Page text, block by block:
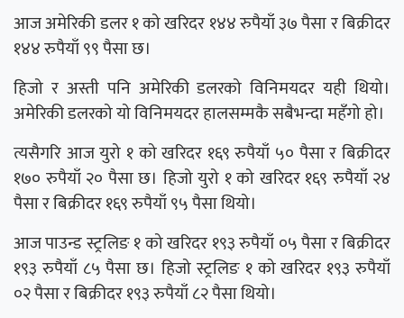
आज अमेरिकी डलर १ को खरिदर १४४ रुपैयाँ ३७ पैसा र बिक्रीदर
१४४ रुपैयाँ ९९ पैसा छ।
हिजो र अस्ती पनि अमेरिकी डलरको विनिमयदर यही थियो।
अमेरिकी डलरको यो विनिमयदर हालसम्मकै सबैभन्दा महँगो हो।
त्यसैगरि आज युरो १ को खरिदर १६९ रुपैयाँ ५० पैसा र बिक्रीदर
१७० रुपैयाँ २० पैसा छ। हिजो युरो १ को खरिदर १६९ रुपैयाँ २४
पैसा र बिक्रीदर १६९ रुपैयाँ ९५ पैसा थियो।
आज पाउन्ड स्ट्रलिङ १ को खरिदर १९३ रुपैयाँ ०५ पैसा र बिक्रीदर
१९३ रुपैयाँ ८५ पैसा छ। हिजो स्ट्रलिङ १ को खरिदर १९३ रुपैयाँ
०२ पैसा र बिक्रीदर १९३ रुपैयाँ ८२ पैसा थियो।